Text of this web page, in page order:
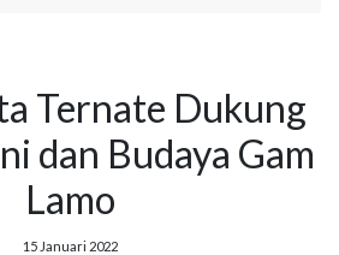
Ternate Dukung
dan Budaya Gam
Lamo
15 Januari 2022